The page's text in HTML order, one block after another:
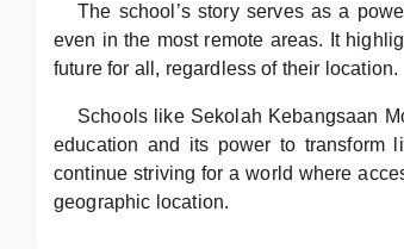
The school’s story serves as a
even in the most remote areas. It
future for all, regardless of their location.
Schools like Sekolah Kebangsaan
education and its power to transform
continue striving for a world where
geographic location.